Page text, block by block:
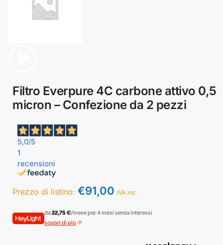
Filtro Everpure 4C carbone attivo 0,5
micron – Confezione da 2 pezzi
5,0/5
1
recensioni
Prezzo di listino: €91,00 IVA inc.
da22,75 €/mese per 4 mesi senza interessi
scopri di più